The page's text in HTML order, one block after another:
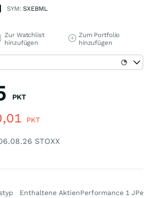
SYM:SXEBML
Zur Watchlist
hinzufügen
Zum Portfolio
hinzufügen
PKT
PKT
STOXX
Enthaltene AktienPerformance 1 J